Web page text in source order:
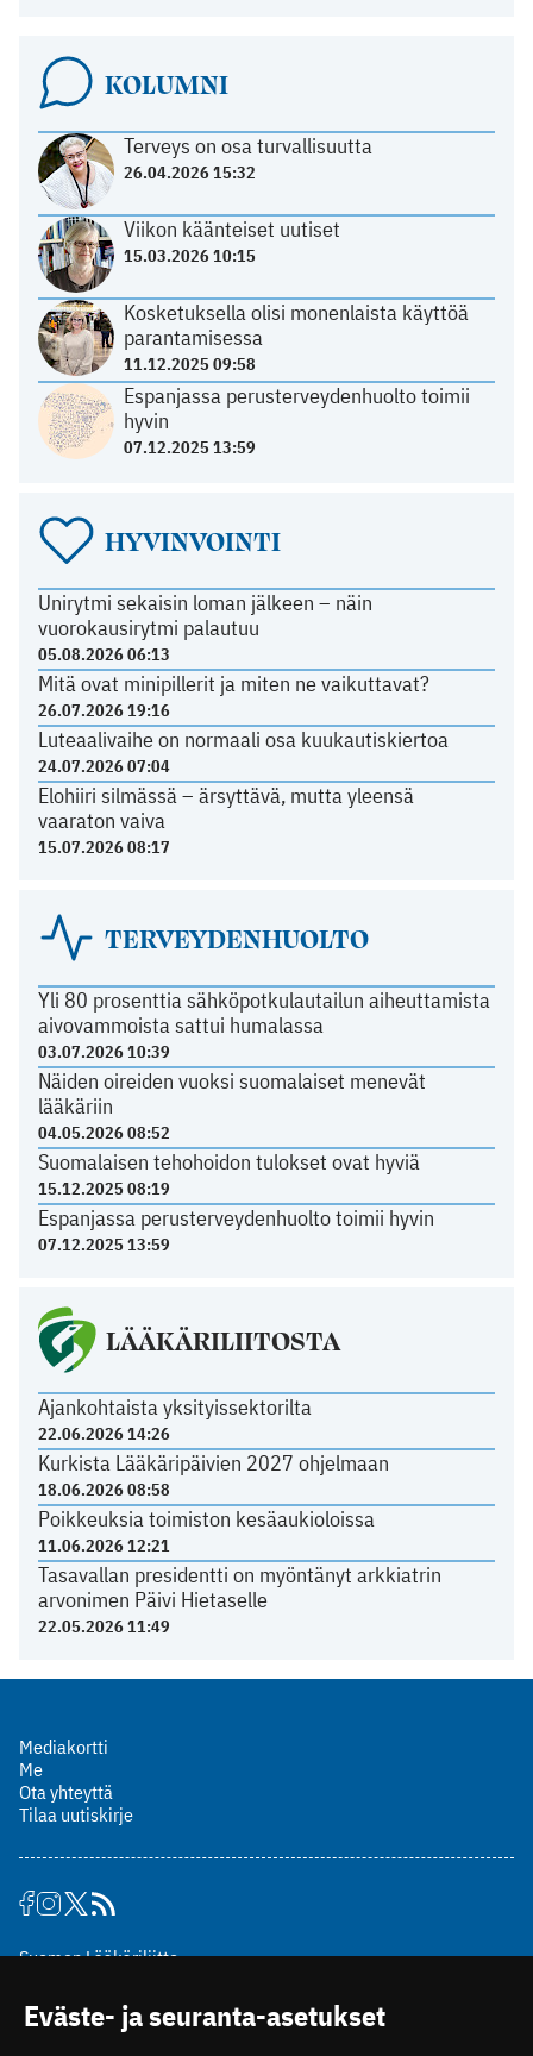
KOLUMNI
Terveys on osa turvallisuutta
26.04.2026 15:32
Viikon käänteiset uutiset
15.03.2026 10:15
Kosketuksella olisi monenlaista käyttöä
parantamisessa
11.12.2025 09:58
Espanjassa perusterveydenhuolto toimii
hyvin
07.12.2025 13:59
HYVINVOINTI
Unirytmi sekaisin loman jälkeen – näin
vuorokausirytmi palautuu
05.08.2026 06:13
Mitä ovat minipillerit ja miten ne vaikuttavat?
26.07.2026 19:16
Luteaalivaihe on normaali osa kuukautiskiertoa
24.07.2026 07:04
Elohiiri silmässä – ärsyttävä, mutta yleensä
vaaraton vaiva
15.07.2026 08:17
TERVEYDENHUOLTO
Yli 80 prosenttia sähköpotkulautailun aiheuttamista
aivovammoista sattui humalassa
03.07.2026 10:39
Näiden oireiden vuoksi suomalaiset menevät
lääkäriin
04.05.2026 08:52
Suomalaisen tehohoidon tulokset ovat hyviä
15.12.2025 08:19
Espanjassa perusterveydenhuolto toimii hyvin
07.12.2025 13:59
LÄÄKÄRILIITOSTA
Ajankohtaista yksityissektorilta
22.06.2026 14:26
Kurkista Lääkäripäivien 2027 ohjelmaan
18.06.2026 08:58
Poikkeuksia toimiston kesäaukioloissa
11.06.2026 12:21
Tasavallan presidentti on myöntänyt arkkiatrin
arvonimen Päivi Hietaselle
22.05.2026 11:49
Mediakortti
Me
Ota yhteyttä
Tilaa uutiskirje
Suomen Lääkäriliitto
00510 Helsinki
puh. (09) 393 091
Eväste- ja seuranta-asetukset